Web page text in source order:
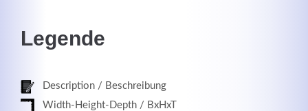
Legende
Description / Beschreibung
Width-Height-Depth / BxHxT